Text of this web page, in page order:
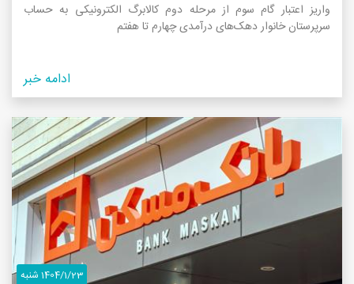
واریز اعتبار گام سوم از مرحله دوم کالابرگ الکترونیکی به حساب
سرپرستان خانوار‌ دهک‌های درآمدی چهارم تا هفتم
ادامه خبر
1404/1/23 شنبه